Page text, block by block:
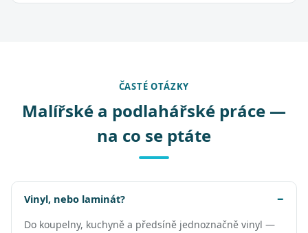
ČASTÉ OTÁZKY
Malířské a podlahářské práce —
na co se ptáte
Vinyl, nebo laminát?
Do koupelny, kuchyně a předsíně jednoznačně vinyl —